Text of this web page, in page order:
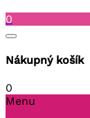
0
Nákupný košík
0
Menu